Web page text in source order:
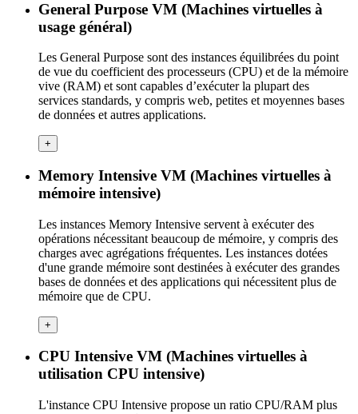
General Purpose VM (Machines virtuelles à
usage général)
Les General Purpose sont des instances équilibrées du point
de vue du coefficient des processeurs (CPU) et de la mémoire
vive (RAM) et sont capables d’exécuter la plupart des
services standards, y compris web, petites et moyennes bases
de données et autres applications.
+
Memory Intensive VM (Machines virtuelles à
mémoire intensive)
Les instances Memory Intensive servent à exécuter des
opérations nécessitant beaucoup de mémoire, y compris des
charges avec agrégations fréquentes. Les instances dotées
d'une grande mémoire sont destinées à exécuter des grandes
bases de données et des applications qui nécessitent plus de
mémoire que de CPU.
+
CPU Intensive VM (Machines virtuelles à
utilisation CPU intensive)
L'instance CPU Intensive propose un ratio CPU/RAM plus